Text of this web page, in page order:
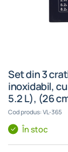
Set din 3
inoxidabil,
5.2 L), (26
Cod produs: VL-365
În stoc